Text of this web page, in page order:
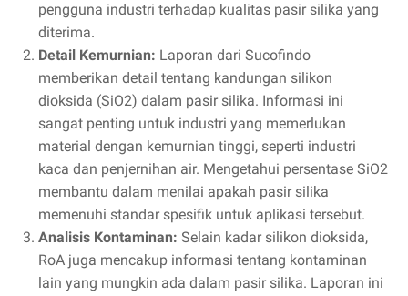
pengguna industri terhadap kualitas pasir silika yang
diterima.
Detail Kemurnian: Laporan dari Sucofindo
memberikan detail tentang kandungan silikon
dioksida (SiO2) dalam pasir silika. Informasi ini
sangat penting untuk industri yang memerlukan
material dengan kemurnian tinggi, seperti industri
kaca dan penjernihan air. Mengetahui persentase SiO2
membantu dalam menilai apakah pasir silika
memenuhi standar spesifik untuk aplikasi tersebut.
Analisis Kontaminan: Selain kadar silikon dioksida,
RoA juga mencakup informasi tentang kontaminan
lain yang mungkin ada dalam pasir silika. Laporan ini